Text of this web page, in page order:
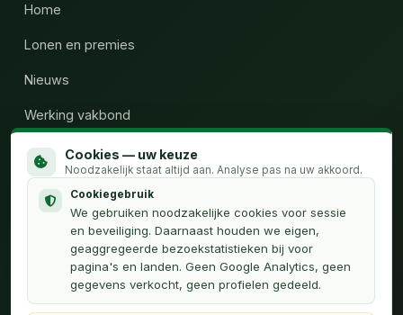
Home
Lonen en premies
Nieuws
Werking vakbond
Wie zijn wij
Calculator uren
Contact
Privacyverklaring
Cookies — uw keuze
Noodzakelijk staat altijd aan. Analyse pas na uw akkoord.
Cookiegebruik
We gebruiken noodzakelijke cookies voor sessie
en beveiliging. Daarnaast houden we eigen,
geaggregeerde bezoekstatistieken bij voor
pagina's en landen. Geen Google Analytics, geen
gegevens verkocht, geen profielen gedeeld.